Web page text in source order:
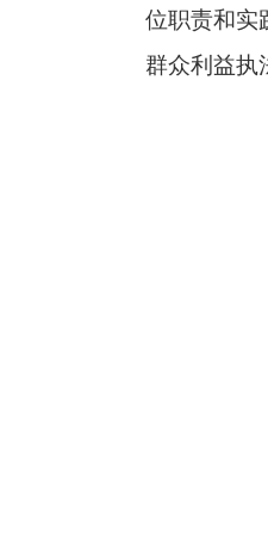
位职责和实
群众利益执